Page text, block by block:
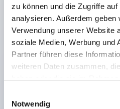
zu können und die Zugriffe
analysieren. Außerdem
Verwendung unserer Website
soziale Medien, Werbung und
Partner führen diese
weiteren Daten zusammen,
Notwendig
mechanischen Haltbarkeit
durch einzigartige
Benutzerfreundliches
Betriebssicht-LED mit
Spannungserkennung
Zwillingskontakt-Typ